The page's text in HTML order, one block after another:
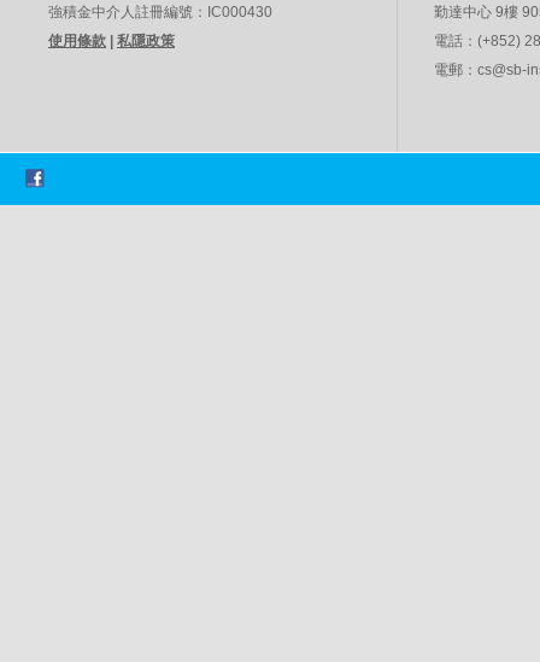
強積金中介人註冊編號：IC000430
使用條款
私隱政策
勤達中心 9樓
電話： (+852)
電郵： cs@sb-